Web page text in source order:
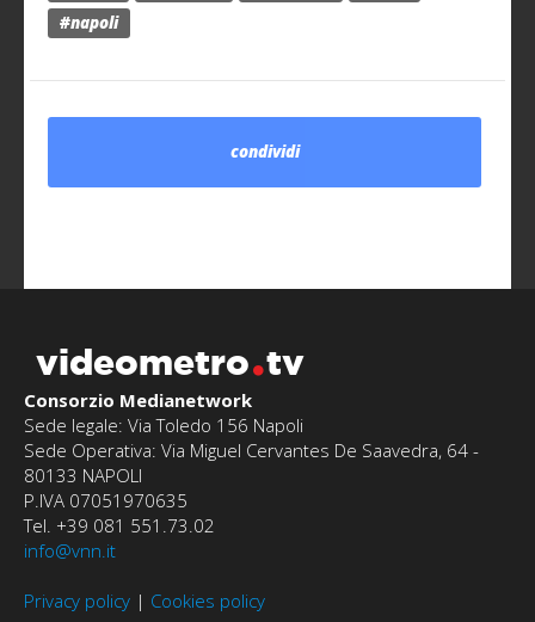
#napoli
condividi
videometro tv
Consorzio Medianetwork
Sede legale: Via Toledo 156 Napoli
Sede Operativa: Via Miguel Cervantes De Saavedra, 64 -
80133 NAPOLI
P.IVA 07051970635
Tel. +39 081 551.73.02
info@vnn.it
Privacy policy | Cookies policy